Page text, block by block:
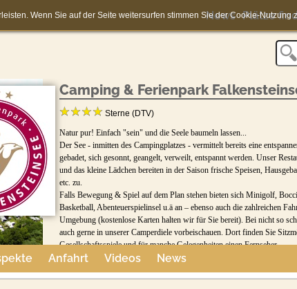
News Plätze
Camping & Ferienpark
Sterne (DTV)
Natur pur! Einfach "sein" und die Seele baumeln lassen...
Der See - inmitten des Campingplatzes - vermittelt bereits eine
gebadet, sich gesonnt, geangelt, verweilt, entspannt werden. Unser
und das kleine Lädchen bereiten in der Saison frische Speisen,
etc. zu.
Falls Bewegung & Spiel auf dem Plan stehen bieten sich Minigolf,
Basketball, Abenteuerspielinsel u.ä an – ebenso auch die zahlreichen
Umgebung (kostenlose Karten halten wir für Sie bereit). Bei nicht so
auch gerne in unserer Camperdiele vorbeischauen. Dort finden Sie
Gesellschaftsspiele und für manche Gelegenheiten einen Fernseher.
Für Hunde gibt es eine eigene Hundewiese mit Spielhindernissen und
Sie Interesse haben mit einem Hund zu uns zu kommen und suchen
Anfahrt Videos News
Wenn Sie auf der Seite weitersurfen stimmen Sie der Cookie-